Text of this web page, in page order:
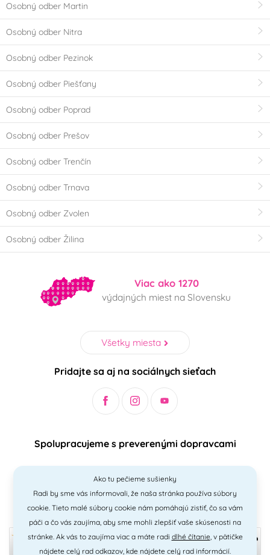
Osobný odber Martin
Osobný odber Nitra
Osobný odber Pezinok
Osobný odber Piešťany
Osobný odber Poprad
Osobný odber Prešov
Osobný odber Trenčín
Osobný odber Trnava
Osobný odber Zvolen
Osobný odber Žilina
Viac ako 1270
výdajných miest na Slovensku
Všetky miesta
Pridajte sa aj na sociálnych sieťach
Spolupracujeme s preverenými dopravcami
Bezpečný a jednoduchý spôsob platieb
Ako tu pečieme sušienky
Radi by sme vás informovali, že naša stránka používa súbory
cookie. Tieto malé súbory cookie nám pomáhajú zistiť, čo sa vám
páči a čo vás zaujíma, aby sme mohli zlepšiť vaše skúsenosti na
stránke. Ak vás to zaujíma viac a máte radi dlhé čítanie, v pätičke
nájdete celý rad odkazov, kde nájdete celý rad informácií.